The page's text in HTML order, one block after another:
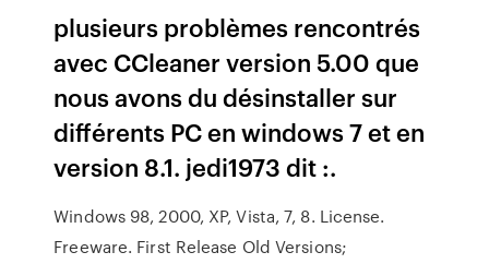
plusieurs problèmes rencontrés
avec CCleaner version 5.00 que
nous avons du désinstaller sur
différents PC en windows 7 et en
version 8.1. jedi1973 dit :.
Windows 98, 2000, XP, Vista, 7, 8. License.
Freeware. First Release Old Versions;